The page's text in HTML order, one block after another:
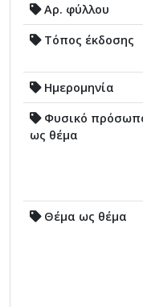
Αρ. φύλλου
Τόπος έκδοσης
Ημερομηνία
Φυσικό
ως θέμα
Θέμα ως θέμα